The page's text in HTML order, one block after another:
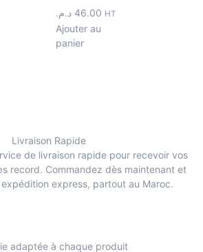
Livraison Rapide
de livraison rapide pour recevoir vos
record. Commandez dès maintenant et
express, partout au Maroc.
adaptée à chaque produit
46.00 د.م. HT
Ajouter au
panier